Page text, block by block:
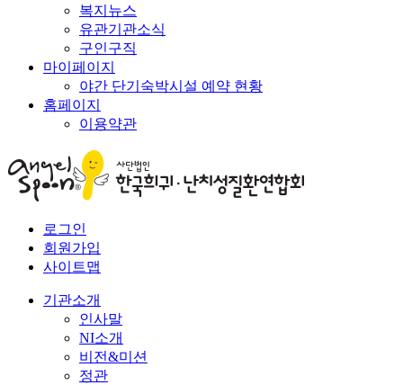
복지뉴스
유관기관소식
구인구직
마이페이지
야간 단기숙박시설 예약 현황
홈페이지
이용약관
로그인
회원가입
사이트맵
기관소개
인사말
NI소개
비전&미션
정관